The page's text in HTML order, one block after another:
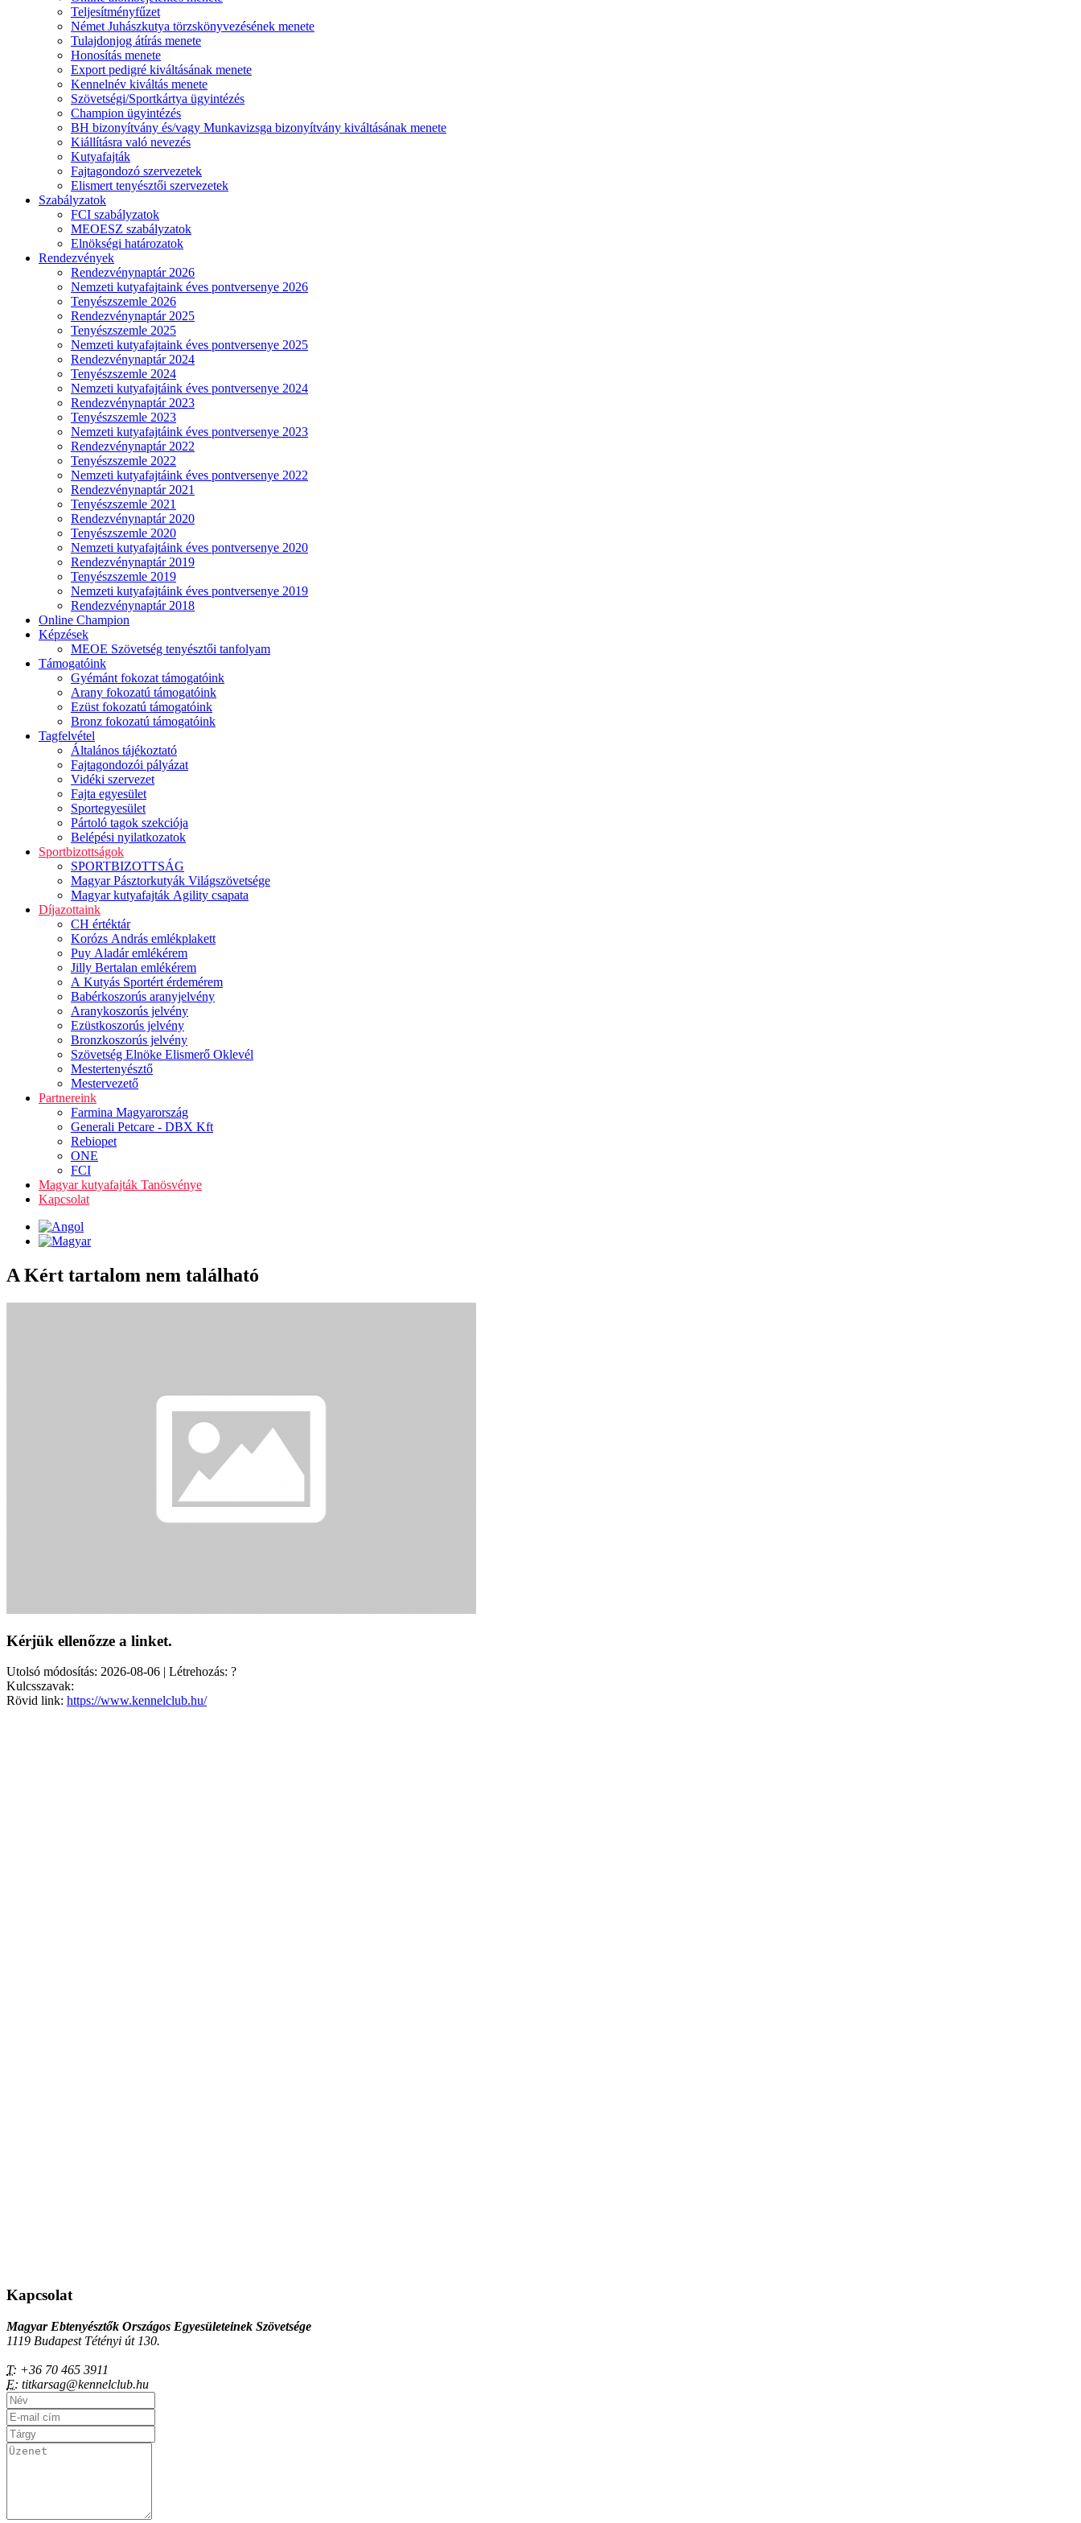
Teljesítményfűzet
Német Juhászkutya törzskönyvezésének menete
Tulajdonjog átírás menete
Honosítás menete
Export pedigré kiváltásának menete
Kennelnév kiváltás menete
Szövetségi/Sportkártya ügyintézés
Champion ügyintézés
BH bizonyítvány és/vagy Munkavizsga bizonyítvány kiváltásának menete
Kiállításra való nevezés
Kutyafajták
Fajtagondozó szervezetek
Elismert tenyésztői szervezetek
Szabályzatok
FCI szabályzatok
MEOESZ szabályzatok
Elnökségi határozatok
Rendezvények
Rendezvénynaptár 2026
Nemzeti kutyafajtaink éves pontversenye 2026
Tenyészszemle 2026
Rendezvénynaptár 2025
Tenyészszemle 2025
Nemzeti kutyafajtaink éves pontversenye 2025
Rendezvénynaptár 2024
Tenyészszemle 2024
Nemzeti kutyafajtáink éves pontversenye 2024
Rendezvénynaptár 2023
Tenyészszemle 2023
Nemzeti kutyafajtáink éves pontversenye 2023
Rendezvénynaptár 2022
Tenyészszemle 2022
Nemzeti kutyafajtáink éves pontversenye 2022
Rendezvénynaptár 2021
Tenyészszemle 2021
Rendezvénynaptár 2020
Tenyészszemle 2020
Nemzeti kutyafajtáink éves pontversenye 2020
Rendezvénynaptár 2019
Tenyészszemle 2019
Nemzeti kutyafajtáink éves pontversenye 2019
Rendezvénynaptár 2018
Online Champion
Képzések
MEOE Szövetség tenyésztői tanfolyam
Támogatóink
Gyémánt fokozat támogatóink
Arany fokozatú támogatóink
Ezüst fokozatú támogatóink
Bronz fokozatú támogatóink
Tagfelvétel
Általános tájékoztató
Fajtagondozói pályázat
Vidéki szervezet
Fajta egyesület
Sportegyesület
Pártoló tagok szekciója
Belépési nyilatkozatok
Sportbizottságok
SPORTBIZOTTSÁG
Magyar Pásztorkutyák Világszövetsége
Magyar kutyafajták Agility csapata
Díjazottaink
CH értéktár
Korózs András emlékplakett
Puy Aladár emlékérem
Jilly Bertalan emlékérem
A Kutyás Sportért érdemérem
Babérkoszorús aranyjelvény
Aranykoszorús jelvény
Ezüstkoszorús jelvény
Bronzkoszorús jelvény
Szövetség Elnöke Elismerő Oklevél
Mestertenyésztő
Mestervezető
Partnereink
Farmina Magyarország
Generali Petcare - DBX Kft
Rebiopet
ONE
FCI
Magyar kutyafajták Tanösvénye
Kapcsolat
A Kért tartalom nem található
Kérjük ellenőzze a linket.
Utolsó módosítás: 2026-08-06 | Létrehozás: ?
Kulcsszavak:
Rövid link: https://www.kennelclub.hu/
Kapcsolat
Magyar Ebtenyésztők Országos Egyesületeinek Szövetsége
1119 Budapest Tétényi út 130.
T: +36 70 465 3911
E: titkarsag@kennelclub.hu